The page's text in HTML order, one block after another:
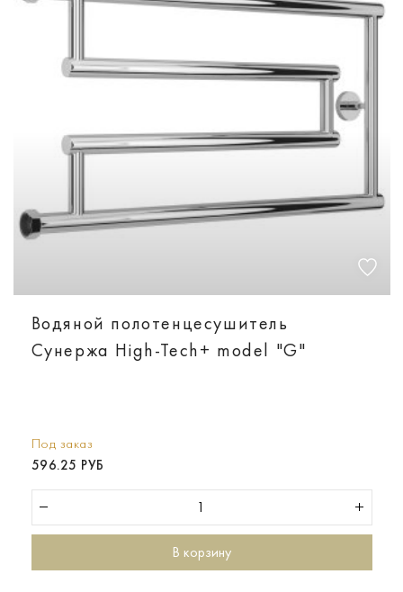
Водяной полотенцесушитель
Сунержа High-Tech+ model "G"
Под заказ
596.25 РУБ
В корзину